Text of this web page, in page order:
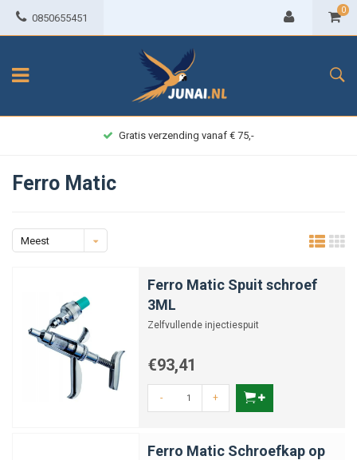
0850655451
0
Gratis verzending vanaf € 75,-
Ferro Matic
Meest
Ferro Matic Spuit schroef
3ML
Zelfvullende injectiespuit
€93,41
- +
Ferro Matic Schroefkap op